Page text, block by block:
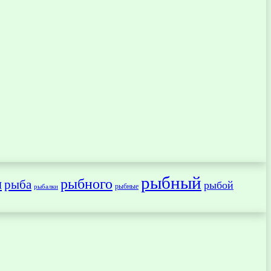
рыба рыбалки рыбного рыбные рыбный рыбой